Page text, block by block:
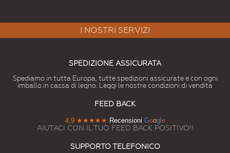
I NOSTRI SERVIZI
SPEDIZIONE ASSICURATA
Spediamo in tutta Europa, tutte spedizioni assicurate e con ogni
imballo in cassa di legno. Leggi le nostre condizioni di vendita
FEED BACK
4,9 ★★★★★ Recensioni Googl e
AIUTACI CON IL TUO FEED BACK POSITIVO!!
SUPPORTO TELEFONICO